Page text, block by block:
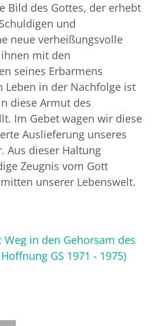
Bild des Gottes, der erhebt
und
neue verheißungsvolle
mit den
seines Erbarmens
Leben in der Nachfolge ist
diese Armut des
Im Gebet wagen wir diese
Auslieferung unseres
Aus dieser Haltung
Zeugnis vom Gott
unserer Lebenswelt.
Weg in den Gehorsam des
GS 1971 - 1975)